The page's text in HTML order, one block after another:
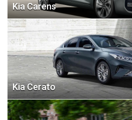
Kia Carens
Kia Cerato